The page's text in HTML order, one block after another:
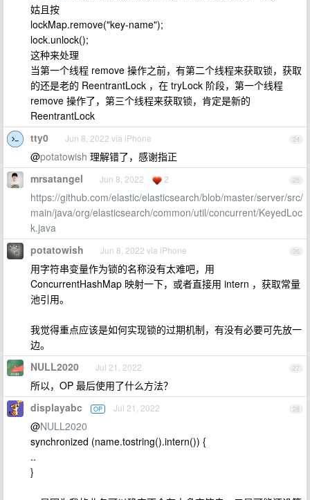
姑且按
lockMap.remove("key-name");
lock.unlock();
这种来处理
当第一个线程 remove 操作之前，有第二个线程来获取锁，获取
的还是老的 ReentrantLock ，在 tryLock 阶段，第一个线程
remove 操作了，第三个线程来获取锁，肯定是新的
ReentrantLock
24
tty0 Jun 8, 2022 via iPhone
@potatowish 理解错了，感谢指正
25
mrsatangel Jun 8, 2022 2
https://github.com/elastic/elasticsearch/blob/master/server/src/
main/java/org/elasticsearch/common/util/concurrent/KeyedLoc
k.java
26
potatowish Jun 8, 2022 via iPhone
用字符串变量作为锁的名称没有太难吧，用
ConcurrentHashMap 映射一下，或者直接用 intern ，获取常量
池引用。
我觉得重点应该是如何实现锁的过期机制，有没有必要可先放一
边。
27
NULL2020 Jul 21, 2022
所以，OP 最后使用了什么方法？
28
displayabc OP Jul 21, 2022
@NULL2020
synchronized (name.tostring().intern()) {
..
}